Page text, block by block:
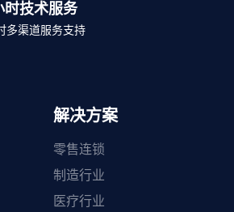
时技术服务
多渠道服务支持
解决方案
零售连锁
制造行业
医疗行业